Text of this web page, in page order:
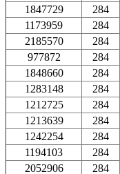
1847729
284
1173959
284
2185570
284
977872
284
1848660
284
1283148
284
1212725
284
1213639
284
1242254
284
1194103
284
2052906
284